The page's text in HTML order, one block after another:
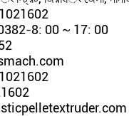
8: 00 ~ 17: 00